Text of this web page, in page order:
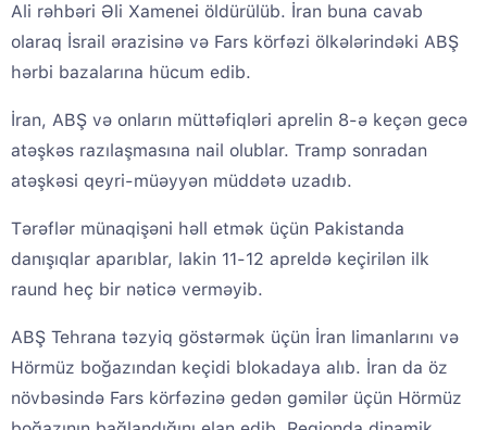
Ali rəhbəri Əli Xamenei öldürülüb. İran buna cavab
olaraq İsrail ərazisinə və Fars körfəzi ölkələrindəki ABŞ
hərbi bazalarına hücum edib.
İran, ABŞ və onların müttəfiqləri aprelin 8-ə keçən gecə
atəşkəs razılaşmasına nail olublar. Tramp sonradan
atəşkəsi qeyri-müəyyən müddətə uzadıb.
Tərəflər münaqişəni həll etmək üçün Pakistanda
danışıqlar aparıblar, lakin 11-12 apreldə keçirilən ilk
raund heç bir nəticə verməyib.
ABŞ Tehrana təzyiq göstərmək üçün İran limanlarını və
Hörmüz boğazından keçidi blokadaya alıb. İran da öz
növbəsində Fars körfəzinə gedən gəmilər üçün Hörmüz